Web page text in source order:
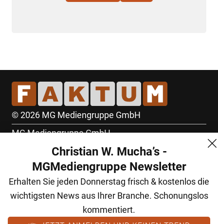
© 2026 MG Mediengruppe GmbH
MG Mediengruppe GmbH
Burgring 1/7
1010 Wien
+43 (1) 522 14 14
office@mgmedien.at
Kontakt
Christian W. Mucha’s -
MGMediengruppe Newsletter
Erhalten Sie jeden Donnerstag frisch & kostenlos die
wichtigsten News aus Ihrer Branche. Schonungslos
kommentiert.